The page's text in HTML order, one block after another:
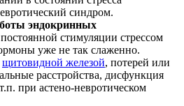
синдром.
эндокринных
стимуляции стрессом
уже не так слаженно.
щитовидной железой, потерей или
расстройства, дисфункция
при астено-невротическом